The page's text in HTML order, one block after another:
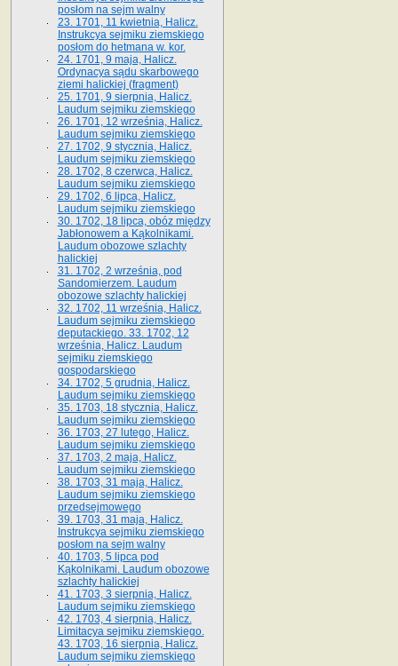
posłom na sejm walny
23. 1701, 11 kwietnia, Halicz.
Instrukcya sejmiku ziemskiego
posłom do hetmana w. kor.
24. 1701, 9 maja, Halicz.
Ordynacya sądu skarbowego
ziemi halickiej (fragment)
25. 1701, 9 sierpnia, Halicz.
Laudum sejmiku ziemskiego
26. 1701, 12 września, Halicz.
Laudum sejmiku ziemskiego
27. 1702, 9 stycznia, Halicz.
Laudum sejmiku ziemskiego
28. 1702, 8 czerwca, Halicz.
Laudum sejmiku ziemskiego
29. 1702, 6 lipca, Halicz.
Laudum sejmiku ziemskiego
30. 1702, 18 lipca, obóz między
Jabłonowem a Kąkolnikami.
Laudum obozowe szlachty
halickiej
31. 1702, 2 września, pod
Sandomierzem. Laudum
obozowe szlachty halickiej
32. 1702, 11 września, Halicz.
Laudum sejmiku ziemskiego
deputackiego. 33. 1702, 12
września, Halicz. Laudum
sejmiku ziemskiego
gospodarskiego
34. 1702, 5 grudnia, Halicz.
Laudum sejmiku ziemskiego
35. 1703, 18 stycznia, Halicz.
Laudum sejmiku ziemskiego
36. 1703, 27 lutego, Halicz.
Laudum sejmiku ziemskiego
37. 1703, 2 maja, Halicz.
Laudum sejmiku ziemskiego
38. 1703, 31 maja, Halicz.
Laudum sejmiku ziemskiego
przedsejmowego
39. 1703, 31 maja, Halicz.
Instrukcya sejmiku ziemskiego
posłom na sejm walny
40. 1703, 5 lipca pod
Kąkolnikami. Laudum obozowe
szlachty halickiej
41­. 1703, 3 sierpnia, Halicz.
Laudum sejmiku ziemskiego
42. 1703, 4 sierpnia, Halicz.
Limitacya sejmiku ziemskiego.
43. 1703, 16 sierpnia, Halicz.
Laudum sejmiku ziemskiego